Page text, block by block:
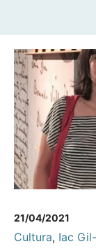
21/04/2021
Cultura, Iac